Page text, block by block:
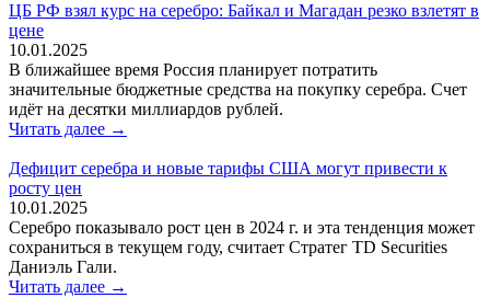
ЦБ РФ взял курс на серебро: Байкал и Магадан резко взлетят в
цене
10.01.2025
В ближайшее время Россия планирует потратить
значительные бюджетные средства на покупку серебра. Счет
идёт на десятки миллиардов рублей.
Читать далее →
Дефицит серебра и новые тарифы США могут привести к
росту цен
10.01.2025
Серебро показывало рост цен в 2024 г. и эта тенденция может
сохраниться в текущем году, считает Стратег TD Securities
Даниэль Гали.
Читать далее →